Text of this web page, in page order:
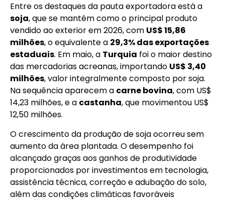
Entre os destaques da pauta exportadora está a
soja, que se mantém como o principal produto
vendido ao exterior em 2026, com US$ 15,86
milhões, o equivalente a 29,3% das exportações
estaduais. Em maio, a Turquia foi o maior destino
das mercadorias acreanas, importando US$ 3,40
milhões, valor integralmente composto por soja.
Na sequência aparecem a carne bovina, com US$
14,23 milhões, e a castanha, que movimentou US$
12,50 milhões.
O crescimento da produção de soja ocorreu sem
aumento da área plantada. O desempenho foi
alcançado graças aos ganhos de produtividade
proporcionados por investimentos em tecnologia,
assistência técnica, correção e adubação do solo,
além das condições climáticas favoráveis